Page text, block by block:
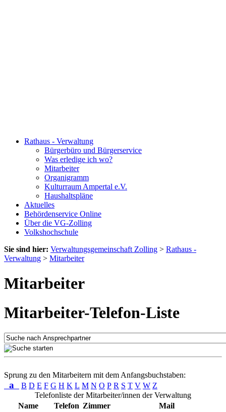
Rathaus - Verwaltung
Bürgerbüro und Bürgerservice
Was erledige ich wo?
Mitarbeiter
Organigramm
Kulturraum Ampertal e.V.
Haushaltspläne
Aktuelles
Behördenservice Online
Über die VG-Zolling
Volkshochschule
Sie sind hier: Verwaltungsgemeinschaft Zolling > Rathaus -
Verwaltung > Mitarbeiter
Mitarbeiter
Mitarbeiter-Telefon-Liste
Sprung zu den Mitarbeitern mit dem Anfangsbuchstaben:
a B D E F G H K L M N O P R S T V W Z
Telefonliste der Mitarbeiter/innen der Verwaltung
Name
Telefon Zimmer
Mail